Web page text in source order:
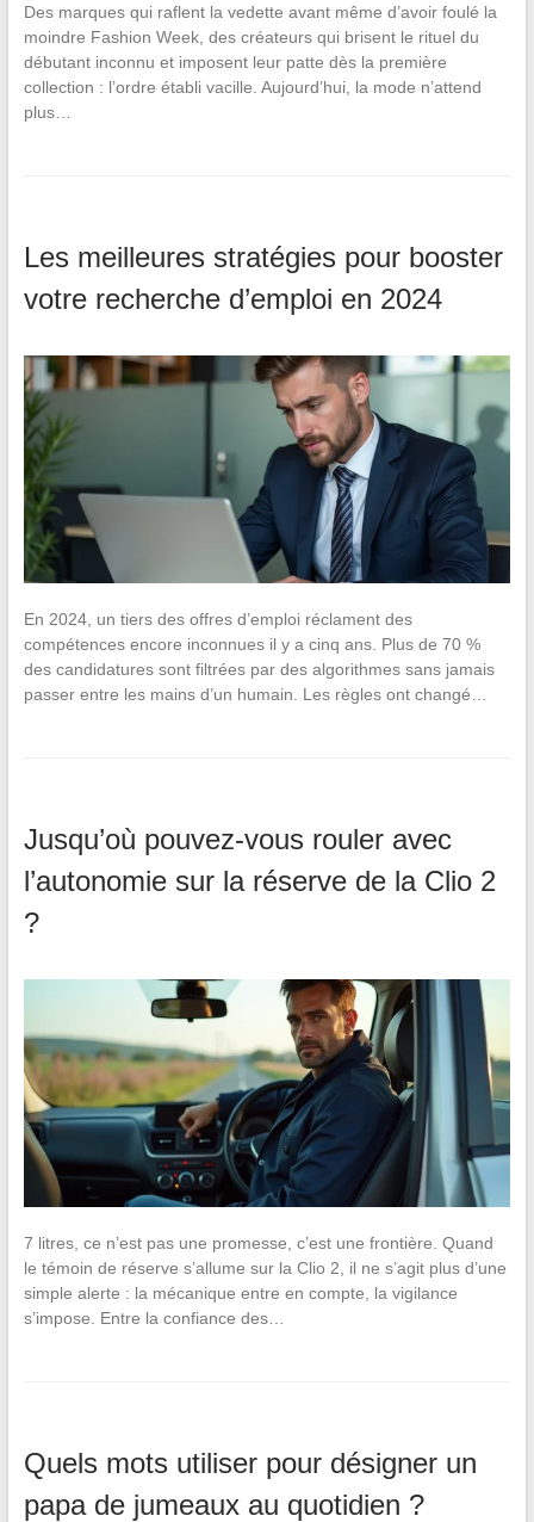
Des marques qui raflent la vedette avant même d’avoir foulé la
moindre Fashion Week, des créateurs qui brisent le rituel du
débutant inconnu et imposent leur patte dès la première
collection : l’ordre établi vacille. Aujourd’hui, la mode n’attend
plus…
Les meilleures stratégies pour booster
votre recherche d’emploi en 2024
En 2024, un tiers des offres d’emploi réclament des
compétences encore inconnues il y a cinq ans. Plus de 70 %
des candidatures sont filtrées par des algorithmes sans jamais
passer entre les mains d’un humain. Les règles ont changé…
Jusqu’où pouvez-vous rouler avec
l’autonomie sur la réserve de la Clio 2
?
7 litres, ce n’est pas une promesse, c’est une frontière. Quand
le témoin de réserve s’allume sur la Clio 2, il ne s’agit plus d’une
simple alerte : la mécanique entre en compte, la vigilance
s’impose. Entre la confiance des…
Quels mots utiliser pour désigner un
papa de jumeaux au quotidien ?